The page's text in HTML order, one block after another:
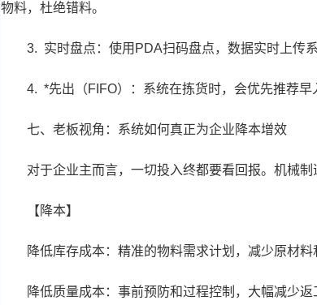
物料，杜绝错料。
3. 实时盘点：使用PDA扫码盘点，数据实时上传系
4. *先出（FIFO）：系统在拣货时，会优先推荐早
七、老板视角：系统如何真正为企业降本增效
对于企业主而言，一切投入终都要看回报。机械制
【降本】
降低库存成本：精准的物料需求计划，减少原材料
降低质量成本：事前预防和过程控制，大幅减少返